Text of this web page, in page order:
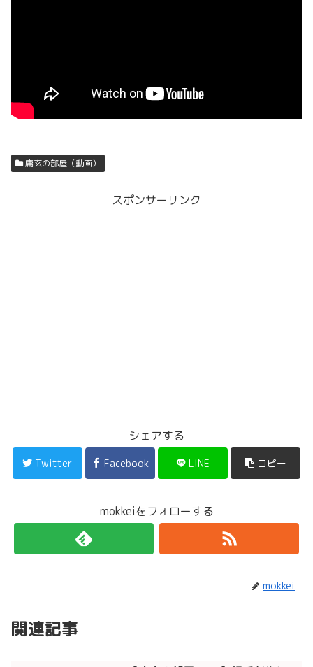
庸玄の部屋（動画）
スポンサーリンク
シェアする
Twitter Facebook LINE コピー
mokkeiをフォローする
mokkei
関連記事